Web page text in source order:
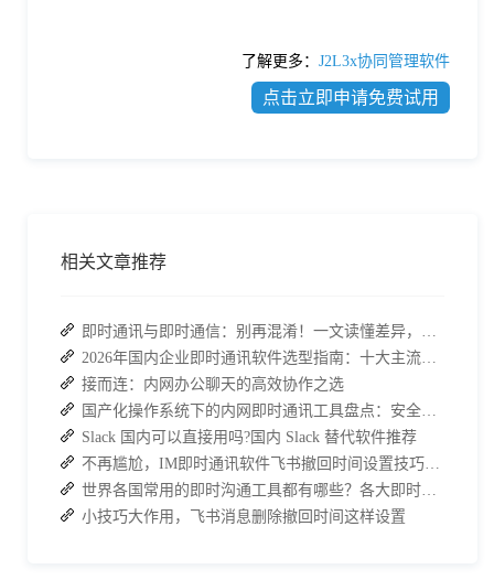
了解更多： J2L3x协同管理软件
点击立即申请免费试用
相关文章推荐
即时通讯与即时通信：别再混淆！一文读懂差异，接而连适配企业协作需求
2026年国内企业即时通讯软件选型指南：十大主流平台深度盘点
接而连：内网办公聊天的高效协作之选
国产化操作系统下的内网即时通讯工具盘点：安全与高效的双重亮点
Slack 国内可以直接用吗?国内 Slack 替代软件推荐
不再尴尬，IM即时通讯软件飞书撤回时间设置技巧分享
世界各国常用的即时沟通工具都有哪些？各大即时通讯软件排行榜
小技巧大作用，飞书消息删除撤回时间这样设置